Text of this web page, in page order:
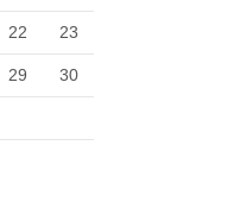
22 23
29 30